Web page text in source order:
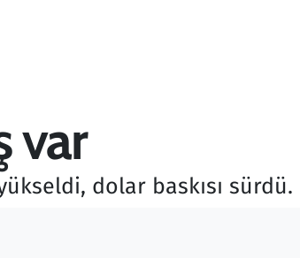
var
dolar baskısı sürdü.